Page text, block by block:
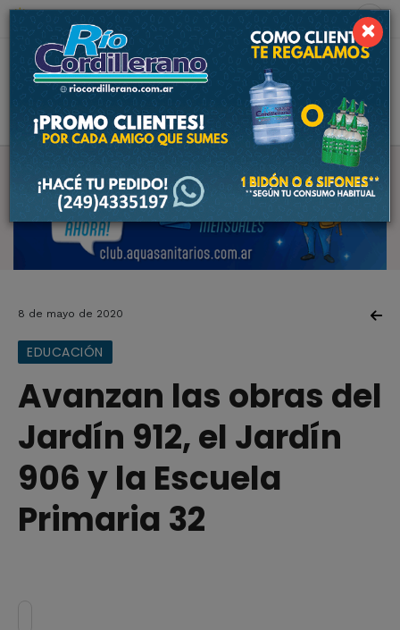
6.9 ºC 6 de agosto de 2026
8 de mayo de 2020
EDUCACIÓN
Avanzan las obras del
Jardín 912, el Jardín
906 y la Escuela
Primaria 32
×